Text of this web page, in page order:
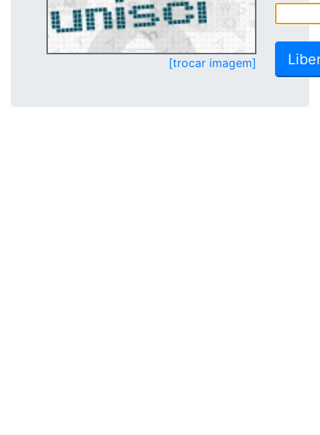
[trocar imagem]